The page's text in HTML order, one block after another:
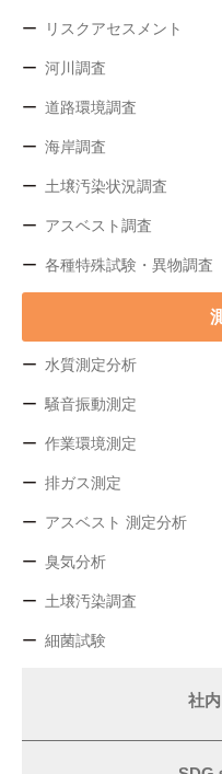
リスクアセスメント
河川調査
道路環境調査
海岸調査
土壌汚染状況調査
アスベスト調査
各種特殊試験・異物調査
水質測定分析
騒音振動測定
作業環境測定
排ガス測定
アスベスト 測定分析
臭気分析
土壌汚染調査
細菌試験
社